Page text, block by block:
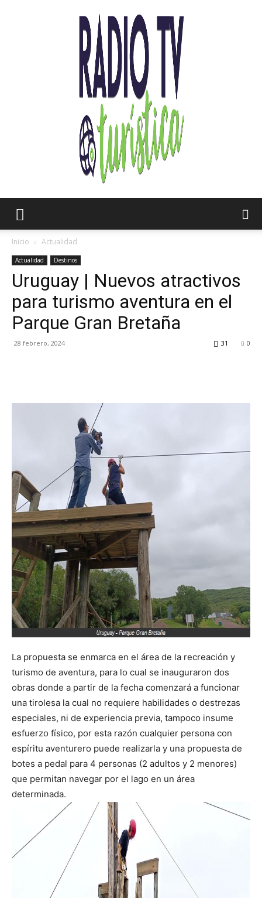
TV
Turística
Inicio Actualidad
Actualidad Destinos
Uruguay | Nuevos atractivos
para turismo aventura en el
Parque Gran Bretaña
28 febrero, 2024 0
31
La propuesta se enmarca en el área de la recreación y
turismo de aventura, para lo cual se inauguraron dos
obras donde a partir de la fecha comenzará a funcionar
una tirolesa la cual no requiere habilidades o destrezas
especiales, ni de experiencia previa, tampoco insume
esfuerzo físico, por esta razón cualquier persona con
espíritu aventurero puede realizarla y una propuesta de
botes a pedal para 4 personas (2 adultos y 2 menores)
que permitan navegar por el lago en un área
determinada.